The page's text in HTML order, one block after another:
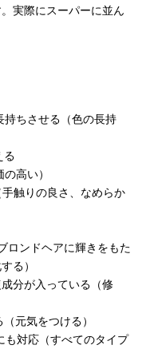
実際にスーパーに並ん
ちさせる（色の長持
る
高い）
触りの良さ、なめらか
ロンドヘアに輝きをもた
る）
分が入っている（修
元気をつける）
対応（すべてのタイプ